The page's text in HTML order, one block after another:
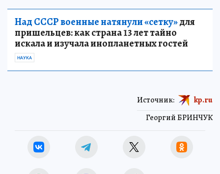
Над СССР военные натянули «сетку»для
пришельцев: как страна 13 лет тайно
искала и изучала инопланетных гостей
НАУКА
Георгий БРИНЧУК
Источник: kp.ru